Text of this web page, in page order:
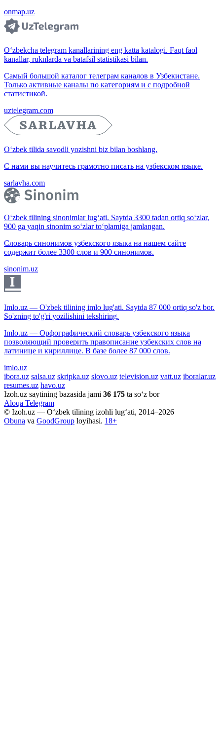
onmap.uz
O‘zbekcha telegram kanallarining eng katta katalogi. Faqt faol
kanallar, ruknlarda va batafsil statistikasi bilan.
Самый большой каталог телеграм каналов в Узбекистане.
Только активные каналы по категориям и с подробной
статистикой.
uztelegram.com
O‘zbek tilida savodli yozishni biz bilan boshlang.
С нами вы научитесь грамотно писать на узбекском языке.
sarlavha.com
O‘zbek tilining sinonimlar lug‘ati. Saytda 3300 tadan ortiq so‘zlar,
900 ga yaqin sinonim so‘zlar to‘plamiga jamlangan.
Словарь синонимов узбекского языка на нашем сайте
содержит более 3300 слов и 900 синонимов.
sinonim.uz
Imlo.uz — O'zbek tilining imlo lug'ati. Saytda 87 000 ortiq so'z bor.
So'zning to'g'ri yozilishini tekshiring.
Imlo.uz — Орфографический словарь узбекского языка
позволяющий проверить правописание узбекских слов на
латинице и кириллице. В базе более 87 000 слов.
imlo.uz
ibora.uz salsa.uz skripka.uz slovo.uz television.uz vatt.uz iboralar.uz
resumes.uz havo.uz
Izoh.uz saytining bazasida jami 36 175 ta so‘z bor
Aloqa Telegram
© Izoh.uz — O‘zbek tilining izohli lug‘ati, 2014–2026
Obuna va GoodGroup loyihasi. 18+